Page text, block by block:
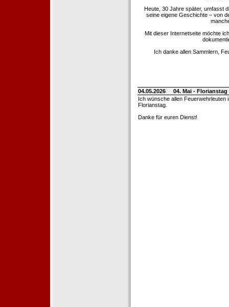
Heute, 30 Jahre später, umfasst
seine eigene Geschichte – von
Mit dieser Internetseite möchte
Ich danke allen Sammlern,
04.05.2026
04. Mai -
Ich wünsche allen Feuerwehrleuten
Florianstag.
Danke für euren Dienst!